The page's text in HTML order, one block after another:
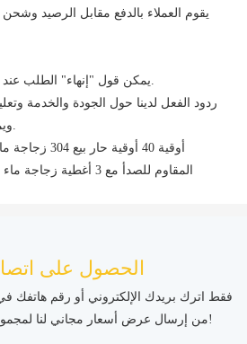
9. يمكن قول "إنهاء" الطلب عند استلام البضائع وإرضائها.
ويمكننا أن نفعل ما هو أفضل.
الحصول على
فقط اترك بريدك الإلكتروني أو رقم هاتفك
من إرسال عرض أسعار مجاني لنا لمجموعة واسعة من التصاميم!